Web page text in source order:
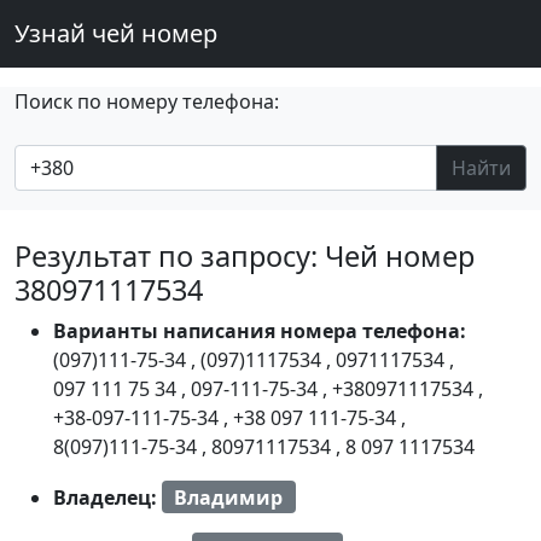
Узнай чей номер
Поиск по номеру телефона:
Найти
Результат по запросу: Чей номер
380971117534
Варианты написания номера телефона:
(097)111-75-34 , (097)1117534 , 0971117534 ,
097 111 75 34 , 097-111-75-34 , +380971117534 ,
+38-097-111-75-34 , +38 097 111-75-34 ,
8(097)111-75-34 , 80971117534 , 8 097 1117534
Владелец:
Владимир